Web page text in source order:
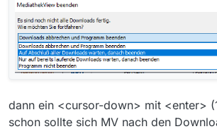
dann ein <cursor-down> mit <enter>
schon sollte sich MV nach den